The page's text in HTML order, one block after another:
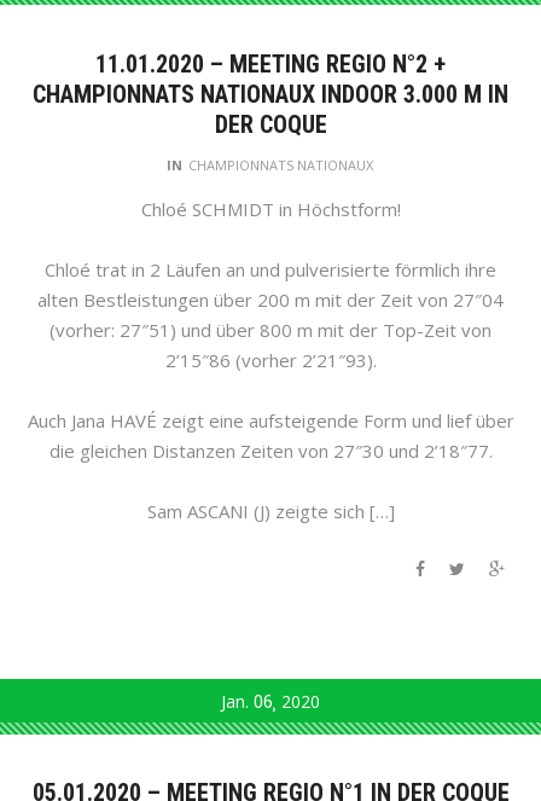
11.01.2020 – MEETING REGIO N°2 +
CHAMPIONNATS NATIONAUX INDOOR 3.000 M IN
DER COQUE
IN CHAMPIONNATS NATIONAUX
Chloé SCHMIDT in Höchstform!
Chloé trat in 2 Läufen an und pulverisierte förmlich ihre
alten Bestleistungen über 200 m mit der Zeit von 27″04
(vorher: 27″51) und über 800 m mit der Top-Zeit von
2’15″86 (vorher 2’21″93).
Auch Jana HAVÉ zeigt eine aufsteigende Form und lief über
die gleichen Distanzen Zeiten von 27″30 und 2’18″77.
Sam ASCANI (J) zeigte sich […]
Jan. 06 2020
05.01.2020 – MEETING REGIO N°1 IN DER COQUE